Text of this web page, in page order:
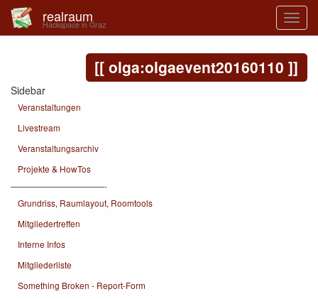
realraum
Hackspace in Graz
olga:olgaevent20160110
Sidebar
Veranstaltungen
Livestream
Veranstaltungsarchiv
Projekte & HowTos
———————————-
Grundriss, Raumlayout, Roomtools
Mitgliedertreffen
Interne Infos
Mitgliederliste
Something Broken - Report-Form